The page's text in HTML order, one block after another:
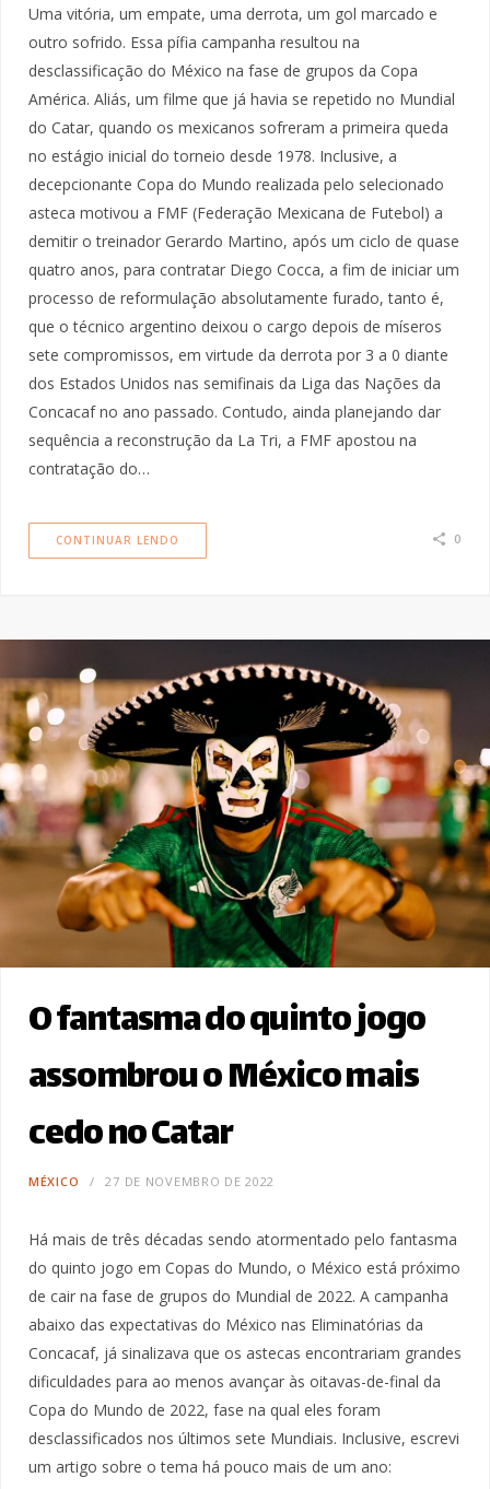
Uma vitória, um empate, uma derrota, um gol marcado e
outro sofrido. Essa pífia campanha resultou na
desclassificação do México na fase de grupos da Copa
América. Aliás, um filme que já havia se repetido no Mundial
do Catar, quando os mexicanos sofreram a primeira queda
no estágio inicial do torneio desde 1978. Inclusive, a
decepcionante Copa do Mundo realizada pelo selecionado
asteca motivou a FMF (Federação Mexicana de Futebol) a
demitir o treinador Gerardo Martino, após um ciclo de quase
quatro anos, para contratar Diego Cocca, a fim de iniciar um
processo de reformulação absolutamente furado, tanto é,
que o técnico argentino deixou o cargo depois de míseros
sete compromissos, em virtude da derrota por 3 a 0 diante
dos Estados Unidos nas semifinais da Liga das Nações da
Concacaf no ano passado. Contudo, ainda planejando dar
sequência a reconstrução da La Tri, a FMF apostou na
contratação do…
CONTINUAR LENDO 0
O fantasma do quinto jogo
assombrou o México mais
cedo no Catar
MÉXICO 27 DE NOVEMBRO DE 2022
Há mais de três décadas sendo atormentado pelo fantasma
do quinto jogo em Copas do Mundo, o México está próximo
de cair na fase de grupos do Mundial de 2022. A campanha
abaixo das expectativas do México nas Eliminatórias da
Concacaf, já sinalizava que os astecas encontrariam grandes
dificuldades para ao menos avançar às oitavas-de-final da
Copa do Mundo de 2022, fase na qual eles foram
desclassificados nos últimos sete Mundiais. Inclusive, escrevi
um artigo sobre o tema há pouco mais de um ano: